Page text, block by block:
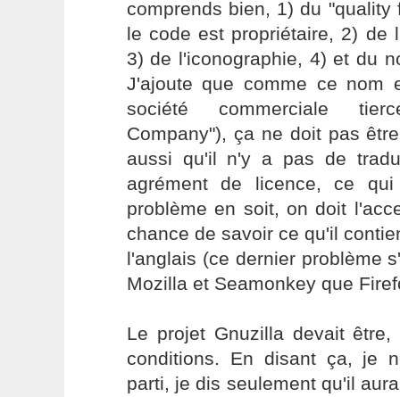
comprends bien, 1) du "quality
le code est propriétaire, 2) de
3) de l'iconographie, 4) et du
J'ajoute que comme ce nom
société commerciale
Company"), ça ne doit pas
aussi qu'il n'y a pas de
agrément de licence, ce
problème en soit, on doit
chance de savoir ce qu'il
l'anglais (ce dernier problème
Mozilla et Seamonkey que
Le projet Gnuzilla devait
conditions. En disant ça, je
parti, je dis seulement qu'il